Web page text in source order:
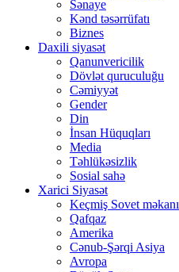
Sənaye
Kənd təsərrüfatı
Biznes
Daxili siyasət
Qanunvericilik
Dövlət quruculuğu
Cəmiyyət
Gender
Din
İnsan Hüquqları
Media
Təhlükəsizlik
Sosial sahə
Xarici Siyasət
Keçmiş Sovet məkanı
Qafqaz
Amerika
Cənub-Şərqi Asiya
Avropa